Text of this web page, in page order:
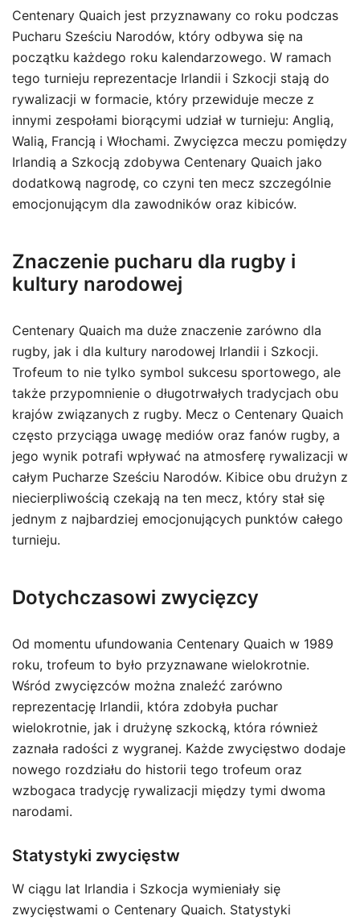
Centenary Quaich jest przyznawany co roku podczas
Pucharu Sześciu Narodów, który odbywa się na
początku każdego roku kalendarzowego. W ramach
tego turnieju reprezentacje Irlandii i Szkocji stają do
rywalizacji w formacie, który przewiduje mecze z
innymi zespołami biorącymi udział w turnieju: Anglią,
Walią, Francją i Włochami. Zwycięzca meczu pomiędzy
Irlandią a Szkocją zdobywa Centenary Quaich jako
dodatkową nagrodę, co czyni ten mecz szczególnie
emocjonującym dla zawodników oraz kibiców.
Znaczenie pucharu dla rugby i
kultury narodowej
Centenary Quaich ma duże znaczenie zarówno dla
rugby, jak i dla kultury narodowej Irlandii i Szkocji.
Trofeum to nie tylko symbol sukcesu sportowego, ale
także przypomnienie o długotrwałych tradycjach obu
krajów związanych z rugby. Mecz o Centenary Quaich
często przyciąga uwagę mediów oraz fanów rugby, a
jego wynik potrafi wpływać na atmosferę rywalizacji w
całym Pucharze Sześciu Narodów. Kibice obu drużyn z
niecierpliwością czekają na ten mecz, który stał się
jednym z najbardziej emocjonujących punktów całego
turnieju.
Dotychczasowi zwycięzcy
Od momentu ufundowania Centenary Quaich w 1989
roku, trofeum to było przyznawane wielokrotnie.
Wśród zwycięzców można znaleźć zarówno
reprezentację Irlandii, która zdobyła puchar
wielokrotnie, jak i drużynę szkocką, która również
zaznała radości z wygranej. Każde zwycięstwo dodaje
nowego rozdziału do historii tego trofeum oraz
wzbogaca tradycję rywalizacji między tymi dwoma
narodami.
Statystyki zwycięstw
W ciągu lat Irlandia i Szkocja wymieniały się
zwycięstwami o Centenary Quaich. Statystyki